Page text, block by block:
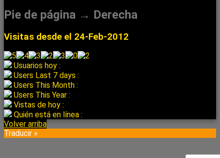
Pie de página → Derecha
Visitas desde el 24-Feb-2012
Usuarios hoy :
Users Last 7 days :
Users This Month :
Users This Year :
Vistas de hoy :
Quién está en línea :
Volver arriba
Traducir »